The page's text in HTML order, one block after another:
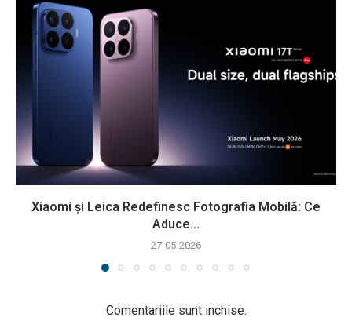
Xiaomi și Leica Redefinesc Fotografia Mobilă: Ce
Aduce...
27-05-2026
Comentariile sunt inchise.